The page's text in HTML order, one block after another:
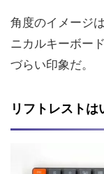
角度のイメージは
ニカルキーボー
づらい印象だ。
リフトレストは